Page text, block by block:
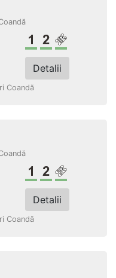
Clasa 1Clasa a 2-a
Loc
Detalii
Coandă
Clasa 1Clasa a 2-a
Loc
Detalii
Coandă